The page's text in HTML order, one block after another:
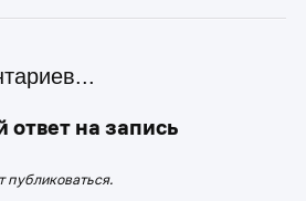
ответ на запись
публиковаться.